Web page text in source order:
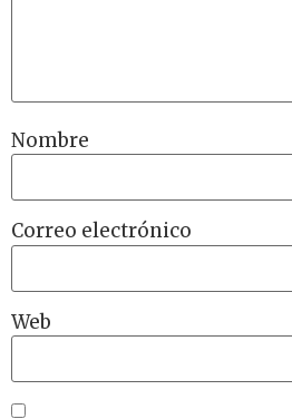
Nombre
Correo electrónico
Web